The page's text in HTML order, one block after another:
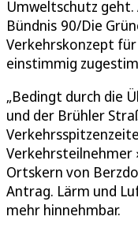
Umweltschutz geht.
Bündnis 90/Die
Verkehrskonzept
einstimmig
„Bedingt durch die
und der Brühler
Verkehrsteilnehmer
Ortskern von
Antrag. Lärm und
mehr hinnehmbar.